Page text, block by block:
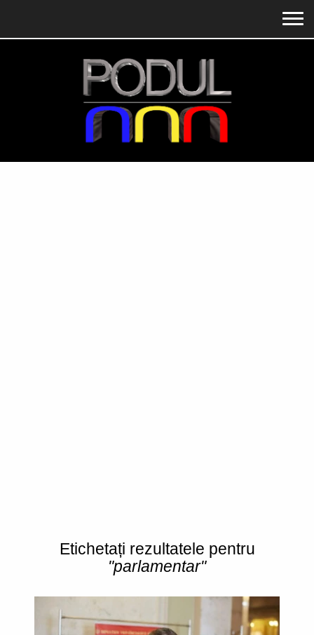
Etichetați rezultatele pentru
"parlamentar"